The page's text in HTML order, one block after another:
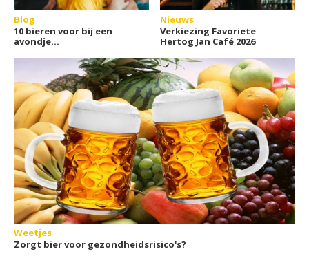
Blog
10 bieren voor bij een
avondje
Nieuws
Verkiezing Favoriete
Hertog Jan Café 2026
Weetjes
Zorgt bier voor gezondheidsrisico's?